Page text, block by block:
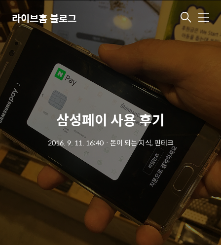
라이브홈 블로그 메
뉴
삼성페이 사용 후기
2016. 9. 11. 16:40ㆍ 돈이 되는 지식, 핀테크